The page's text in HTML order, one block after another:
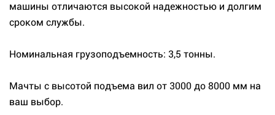
машины отличаются высокой надежностью и долгим
сроком службы.
Номинальная грузоподъемность: 3,5 тонны.
Мачты с высотой подъема вил от 3000 до 8000 мм на
ваш выбор.